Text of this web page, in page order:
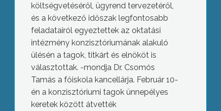
költségvetéséről, ügyrend tervezetéről,
és a következő időszak legfontosabb
feladatairól egyeztettek az oktatási
intézmény konzisztóriumának alakuló
ülésén a tagok, titkárt és elnököt is
választottak. -mondja Dr. Csomós
Tamás a főiskola kancellárja. Február 10-
én a konzisztóriumi tagok ünnepélyes
keretek között átvették